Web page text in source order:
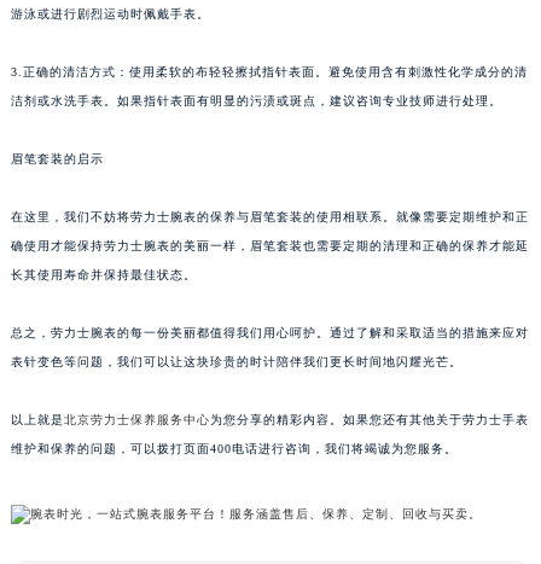
游泳或进行剧烈运动时佩戴手表。
3.正确的清洁方式：使用柔软的布轻轻擦拭指针表面。避免使用含有刺激性化学成分的清
洁剂或水洗手表。如果指针表面有明显的污渍或斑点，建议咨询专业技师进行处理。
眉笔套装的启示
在这里，我们不妨将劳力士腕表的保养与眉笔套装的使用相联系。就像需要定期维护和正
确使用才能保持劳力士腕表的美丽一样，眉笔套装也需要定期的清理和正确的保养才能延
长其使用寿命并保持最佳状态。
总之，劳力士腕表的每一份美丽都值得我们用心呵护。通过了解和采取适当的措施来应对
表针变色等问题，我们可以让这块珍贵的时计陪伴我们更长时间地闪耀光芒。
以上就是北京劳力士保养服务中心为您分享的精彩内容。如果您还有其他关于劳力士手表
维护和保养的问题，可以拨打页面400电话进行咨询，我们将竭诚为您服务。